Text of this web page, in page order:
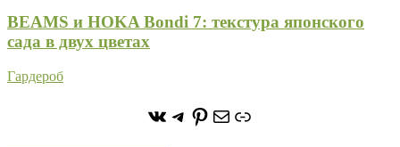
BEAMS и HOKA Bondi 7: текстура японского
сада в двух цветах
Гардероб
https://vk.com/
https://t.me/stoneforest
https://
ПочтаСсылка